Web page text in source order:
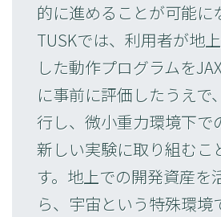
的に進めることが可能に
TUSKでは、利用者が地
した動作プログラムを
に事前に評価したうえで
行し、微小重力環境下で
新しい実験に取り組むこ
す。地上での開発資産を
ら、宇宙という特殊環境